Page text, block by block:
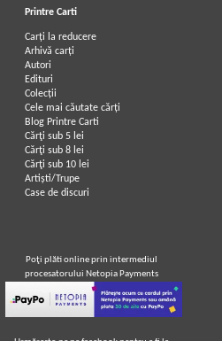
Printre Carti
Carți la reducere
Arhivă carți
Autori
Edituri
Colecții
Cele mai căutate cărți
Blog Printre Carti
Cărţi sub 5 lei
Cărţi sub 8 lei
Cărţi sub 10 lei
Artiști/Trupe
Case de discuri
Poţi plăti online prin intermediul
procesatorului Netopia Payments